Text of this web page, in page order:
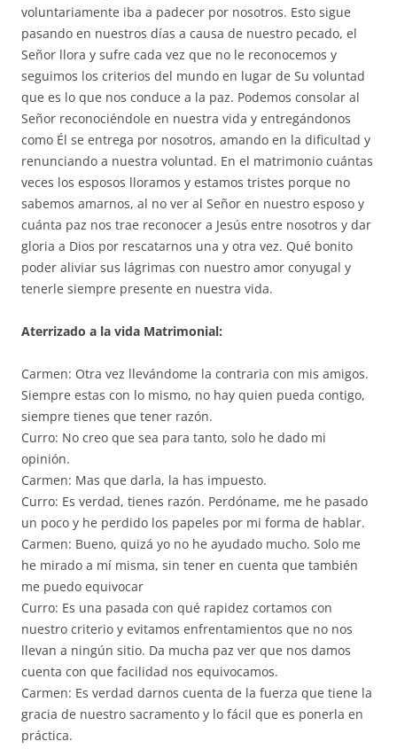
voluntariamente iba a padecer por nosotros. Esto sigue
pasando en nuestros días a causa de nuestro pecado, el
Señor llora y sufre cada vez que no le reconocemos y
seguimos los criterios del mundo en lugar de Su voluntad
que es lo que nos conduce a la paz. Podemos consolar al
Señor reconociéndole en nuestra vida y entregándonos
como Él se entrega por nosotros, amando en la dificultad y
renunciando a nuestra voluntad. En el matrimonio cuántas
veces los esposos lloramos y estamos tristes porque no
sabemos amarnos, al no ver al Señor en nuestro esposo y
cuánta paz nos trae reconocer a Jesús entre nosotros y dar
gloria a Dios por rescatarnos una y otra vez. Qué bonito
poder aliviar sus lágrimas con nuestro amor conyugal y
tenerle siempre presente en nuestra vida.
Aterrizado a la vida Matrimonial:
Carmen: Otra vez llevándome la contraria con mis amigos.
Siempre estas con lo mismo, no hay quien pueda contigo,
siempre tienes que tener razón.
Curro: No creo que sea para tanto, solo he dado mi
opinión.
Carmen: Mas que darla, la has impuesto.
Curro: Es verdad, tienes razón. Perdóname, me he pasado
un poco y he perdido los papeles por mi forma de hablar.
Carmen: Bueno, quizá yo no he ayudado mucho. Solo me
he mirado a mí misma, sin tener en cuenta que también
me puedo equivocar
Curro: Es una pasada con qué rapidez cortamos con
nuestro criterio y evitamos enfrentamientos que no nos
llevan a ningún sitio. Da mucha paz ver que nos damos
cuenta con que facilidad nos equivocamos.
Carmen: Es verdad darnos cuenta de la fuerza que tiene la
gracia de nuestro sacramento y lo fácil que es ponerla en
práctica.